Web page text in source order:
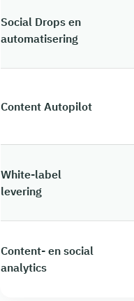
Social Drops en
automatisering
Content Autopilot
White-label
levering
Content- en social
analytics